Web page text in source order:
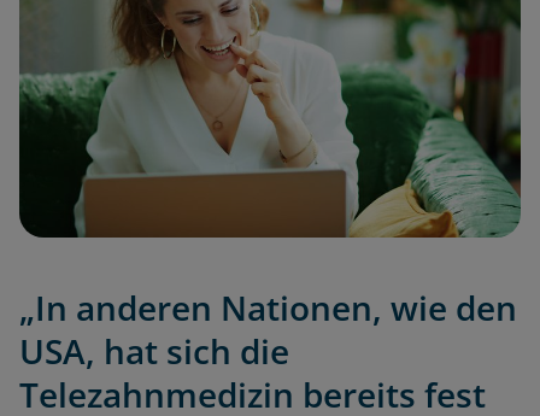
„In anderen Nationen, wie den
USA, hat sich die
Telezahnmedizin bereits fest